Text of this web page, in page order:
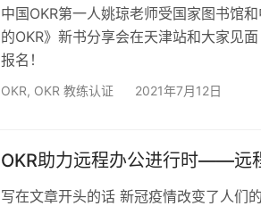
中国OKR第一人姚琼老师受国家图书馆
的OKR》新书分享会在天津站和大家见
报名！
OKR, OKR 教练认证 2021年7月12日
OKR助力远程办公进行时——远
写在文章开头的话 新冠疫情改变了人们